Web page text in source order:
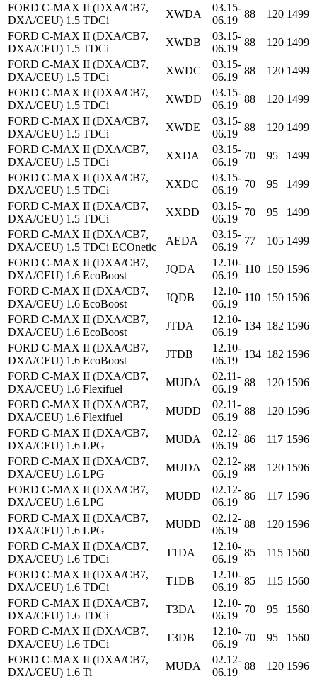
FORD C-MAX II (DXA/CB7,
DXA/CEU) 1.5 TDCi
XWDA
03.15-
06.19
88 120 1499
FORD C-MAX II (DXA/CB7,
DXA/CEU) 1.5 TDCi
XWDB
03.15-
06.19
88 120 1499
FORD C-MAX II (DXA/CB7,
DXA/CEU) 1.5 TDCi
XWDC
03.15-
06.19
88 120 1499
FORD C-MAX II (DXA/CB7,
DXA/CEU) 1.5 TDCi
XWDD
03.15-
06.19
88 120 1499
FORD C-MAX II (DXA/CB7,
DXA/CEU) 1.5 TDCi
XWDE
03.15-
06.19
88 120 1499
FORD C-MAX II (DXA/CB7,
DXA/CEU) 1.5 TDCi
XXDA
03.15-
06.19
70 95
1499
FORD C-MAX II (DXA/CB7,
DXA/CEU) 1.5 TDCi
XXDC
03.15-
06.19
70 95
1499
FORD C-MAX II (DXA/CB7,
DXA/CEU) 1.5 TDCi
XXDD
03.15-
06.19
70 95
1499
FORD C-MAX II (DXA/CB7,
DXA/CEU) 1.5 TDCi ECOnetic
AEDA
03.15-
06.19
77 105 1499
FORD C-MAX II (DXA/CB7,
DXA/CEU) 1.6 EcoBoost
JQDA
12.10-
06.19
110 150 1596
FORD C-MAX II (DXA/CB7,
DXA/CEU) 1.6 EcoBoost
JQDB
12.10-
06.19
110 150 1596
FORD C-MAX II (DXA/CB7,
DXA/CEU) 1.6 EcoBoost
JTDA
12.10-
06.19
134 182 1596
FORD C-MAX II (DXA/CB7,
DXA/CEU) 1.6 EcoBoost
JTDB
12.10-
06.19
134 182 1596
FORD C-MAX II (DXA/CB7,
DXA/CEU) 1.6 Flexifuel
MUDA
02.11-
06.19
88 120 1596
FORD C-MAX II (DXA/CB7,
DXA/CEU) 1.6 Flexifuel
MUDD
02.11-
06.19
88 120 1596
FORD C-MAX II (DXA/CB7,
DXA/CEU) 1.6 LPG
MUDA
02.12-
06.19
86 117 1596
FORD C-MAX II (DXA/CB7,
DXA/CEU) 1.6 LPG
MUDA
02.12-
06.19
88 120 1596
FORD C-MAX II (DXA/CB7,
DXA/CEU) 1.6 LPG
MUDD
02.12-
06.19
86 117 1596
FORD C-MAX II (DXA/CB7,
DXA/CEU) 1.6 LPG
MUDD
02.12-
06.19
88 120 1596
FORD C-MAX II (DXA/CB7,
DXA/CEU) 1.6 TDCi
T1DA
12.10-
06.19
85 115 1560
FORD C-MAX II (DXA/CB7,
DXA/CEU) 1.6 TDCi
T1DB
12.10-
06.19
85 115 1560
FORD C-MAX II (DXA/CB7,
DXA/CEU) 1.6 TDCi
T3DA
12.10-
06.19
70 95
1560
FORD C-MAX II (DXA/CB7,
DXA/CEU) 1.6 TDCi
T3DB
12.10-
06.19
70 95
1560
FORD C-MAX II (DXA/CB7,
DXA/CEU) 1.6 Ti
MUDA
02.12-
06.19
88 120 1596